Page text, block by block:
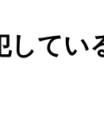
てい